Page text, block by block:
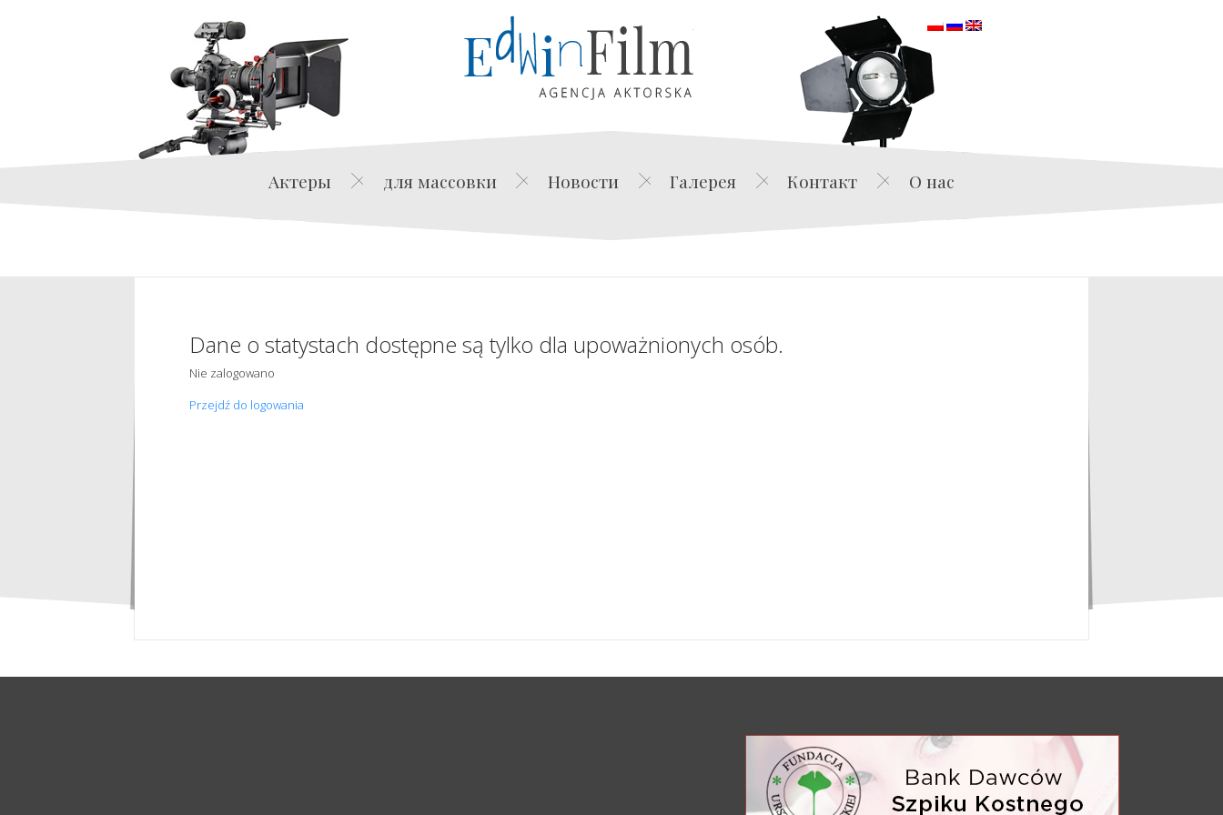
Edwin Film Agencja Aktorska
Актеры для массовки Новости Галерея Контакт О нас
Dane o statystach dostępne są tylko dla upoważnionych osób.
Nie zalogowano
Przejdź do logowania